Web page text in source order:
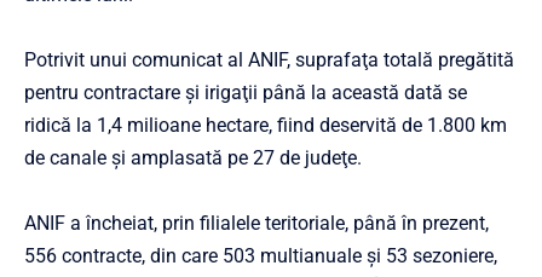
Potrivit unui comunicat al ANIF, suprafaţa totală pregătită
pentru contractare şi irigaţii până la această dată se
ridică la 1,4 milioane hectare, fiind deservită de 1.800 km
de canale şi amplasată pe 27 de judeţe.
ANIF a încheiat, prin filialele teritoriale, până în prezent,
556 contracte, din care 503 multianuale şi 53 sezoniere,